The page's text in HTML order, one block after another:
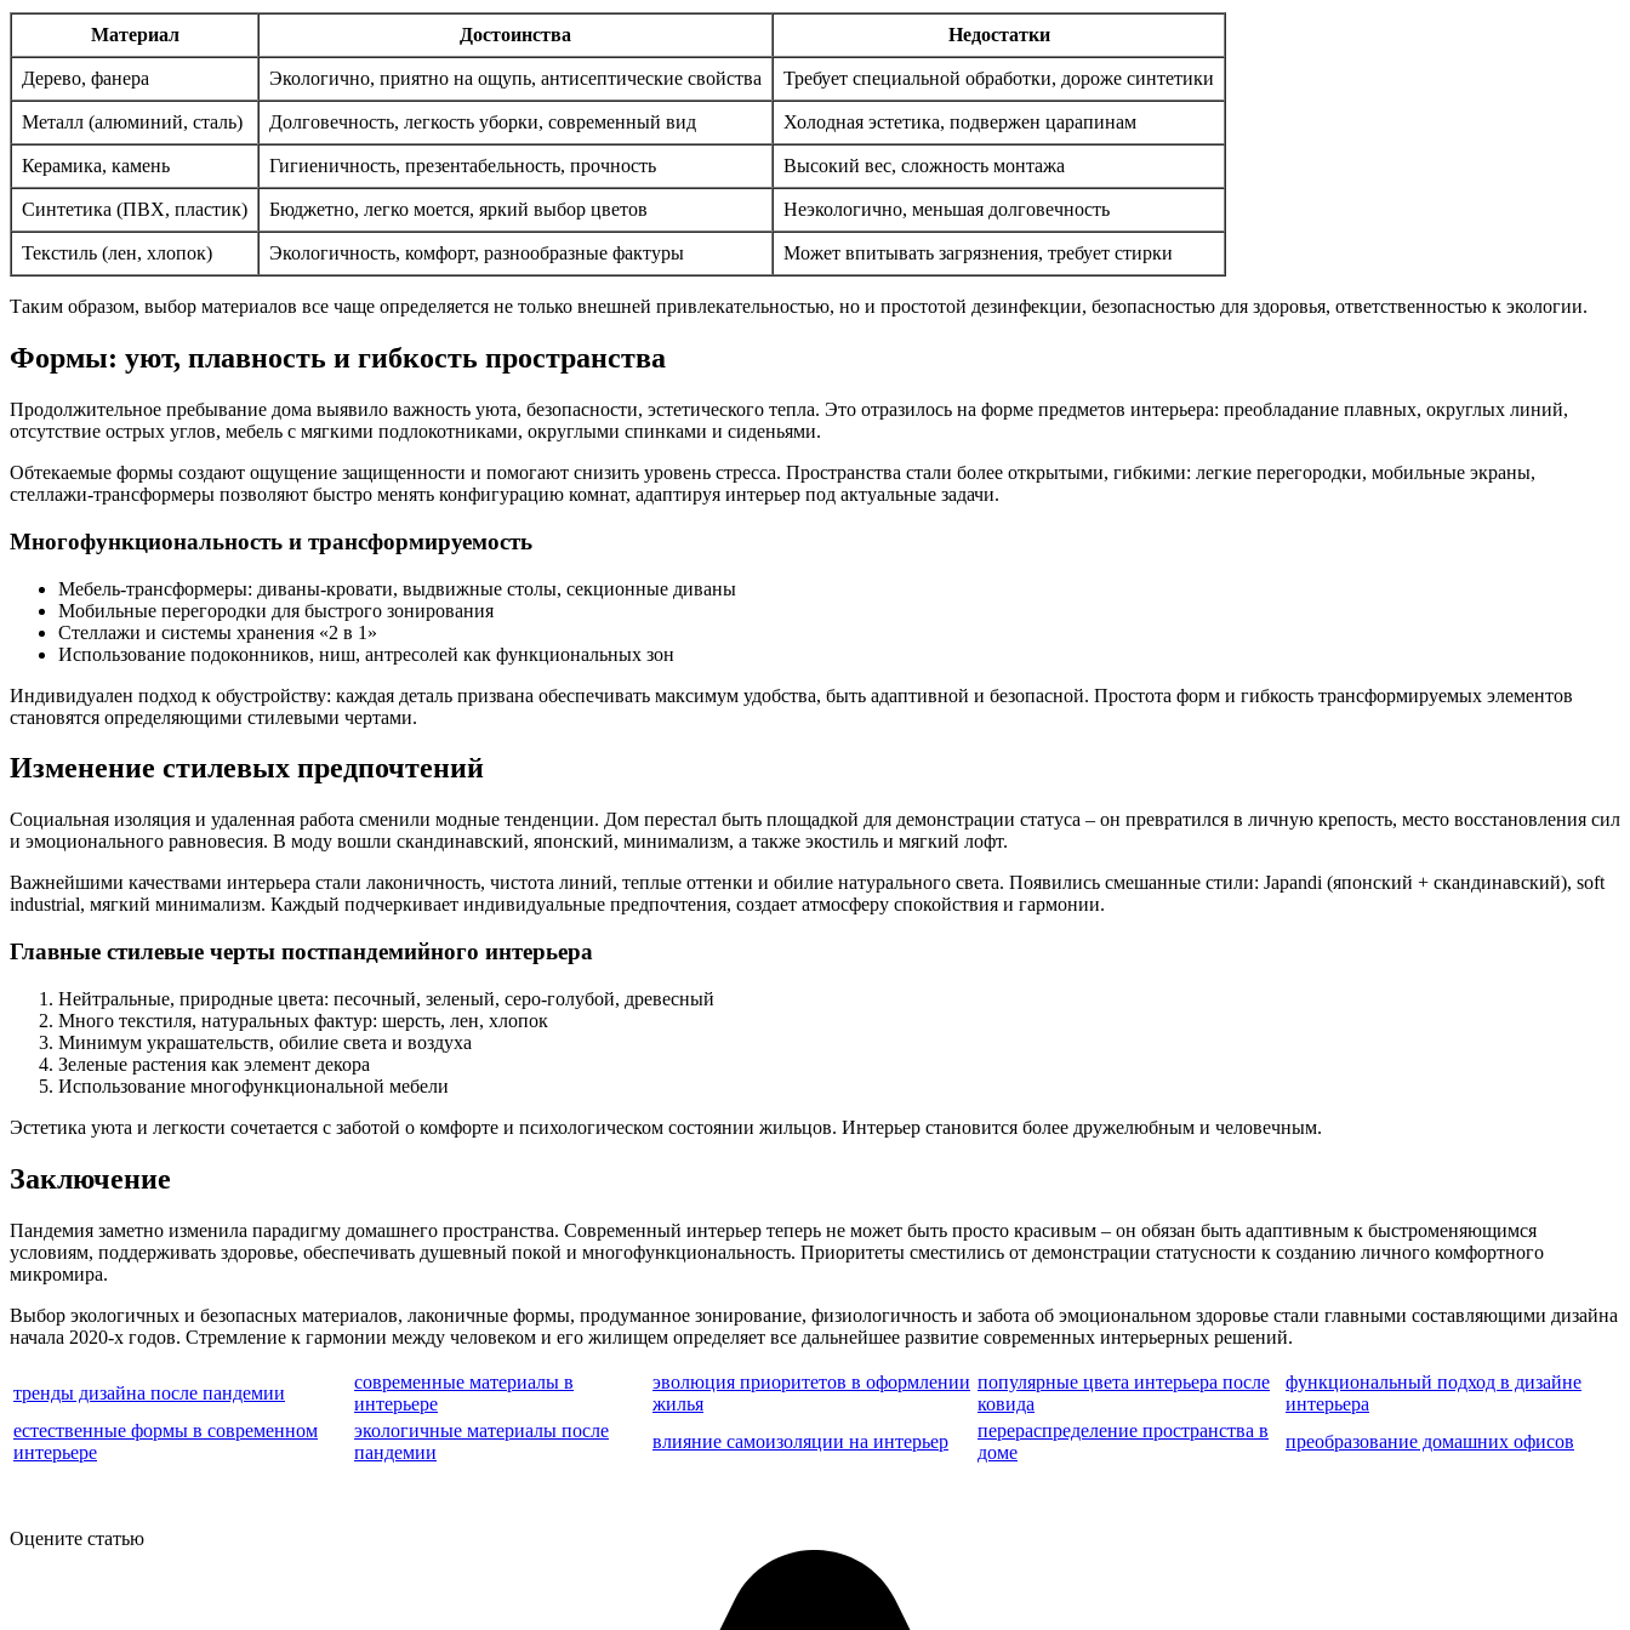
Материал Достоинства Недостатки
Дерево, фанера Экологично, приятно на ощупь, антисептические свойства Требует специальной обработки, дороже синтетики
Металл (алюминий, сталь) Долговечность, легкость уборки, современный вид Холодная эстетика, подвержен царапинам
Керамика, камень Гигиеничность, презентабельность, прочность Высокий вес, сложность монтажа
Синтетика (ПВХ, пластик) Бюджетно, легко моется, яркий выбор цветов Неэкологично, меньшая долговечность
Текстиль (лен, хлопок) Экологичность, комфорт, разнообразные фактуры Может впитывать загрязнения, требует стирки
Таким образом, выбор материалов все чаще определяется не только внешней привлекательностью, но и простотой дезинфекции, безопасностью для здоровья, ответственностью к экологии.
Формы: уют, плавность и гибкость пространства
Продолжительное пребывание дома выявило важность уюта, безопасности, эстетического тепла. Это отразилось на форме предметов интерьера: преобладание плавных, округлых линий,
отсутствие острых углов, мебель с мягкими подлокотниками, округлыми спинками и сиденьями.
Обтекаемые формы создают ощущение защищенности и помогают снизить уровень стресса. Пространства стали более открытыми, гибкими: легкие перегородки, мобильные экраны,
стеллажи-трансформеры позволяют быстро менять конфигурацию комнат, адаптируя интерьер под актуальные задачи.
Многофункциональность и трансформируемость
Мебель-трансформеры: диваны-кровати, выдвижные столы, секционные диваны
Мобильные перегородки для быстрого зонирования
Стеллажи и системы хранения «2 в 1»
Использование подоконников, ниш, антресолей как функциональных зон
Индивидуален подход к обустройству: каждая деталь призвана обеспечивать максимум удобства, быть адаптивной и безопасной. Простота форм и гибкость трансформируемых элементов
становятся определяющими стилевыми чертами.
Изменение стилевых предпочтений
Социальная изоляция и удаленная работа сменили модные тенденции. Дом перестал быть площадкой для демонстрации статуса – он превратился в личную крепость, место восстановления сил
и эмоционального равновесия. В моду вошли скандинавский, японский, минимализм, а также экостиль и мягкий лофт.
Важнейшими качествами интерьера стали лаконичность, чистота линий, теплые оттенки и обилие натурального света. Появились смешанные стили: Japandi (японский + скандинавский), soft
industrial, мягкий минимализм. Каждый подчеркивает индивидуальные предпочтения, создает атмосферу спокойствия и гармонии.
Главные стилевые черты постпандемийного интерьера
Нейтральные, природные цвета: песочный, зеленый, серо-голубой, древесный
Много текстиля, натуральных фактур: шерсть, лен, хлопок
Минимум украшательств, обилие света и воздуха
Зеленые растения как элемент декора
Использование многофункциональной мебели
Эстетика уюта и легкости сочетается с заботой о комфорте и психологическом состоянии жильцов. Интерьер становится более дружелюбным и человечным.
Заключение
Пандемия заметно изменила парадигму домашнего пространства. Современный интерьер теперь не может быть просто красивым – он обязан быть адаптивным к быстроменяющимся
условиям, поддерживать здоровье, обеспечивать душевный покой и многофункциональность. Приоритеты сместились от демонстрации статусности к созданию личного комфортного
микромира.
Выбор экологичных и безопасных материалов, лаконичные формы, продуманное зонирование, физиологичность и забота об эмоциональном здоровье стали главными составляющими дизайна
начала 2020-х годов. Стремление к гармонии между человеком и его жилищем определяет все дальнейшее развитие современных интерьерных решений.
тренды дизайна после пандемии
современные материалы в
интерьере
эволюция приоритетов в оформлении
жилья
популярные цвета интерьера после
ковида
функциональный подход в дизайне
интерьера
естественные формы в современном
интерьере
экологичные материалы после
пандемии
влияние самоизоляции на интерьер
перераспределение пространства в
доме
преобразование домашних офисов
Оцените статью